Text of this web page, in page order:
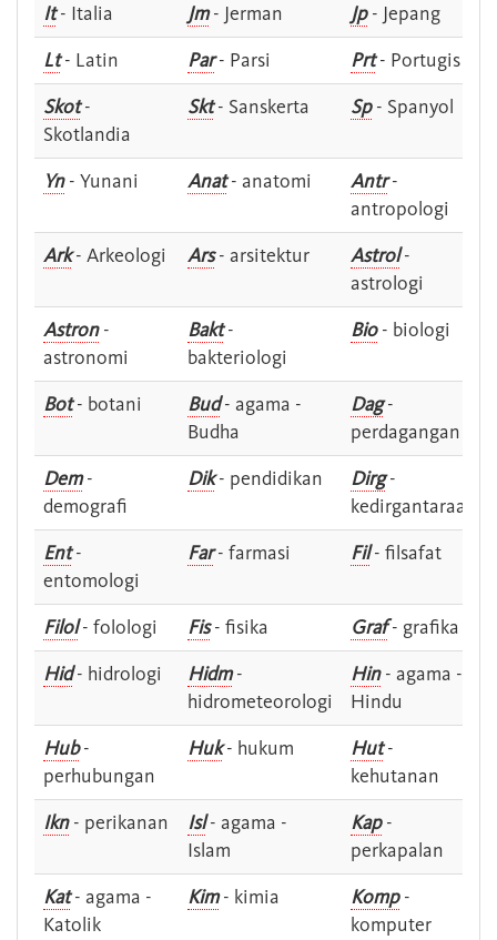
It- Italia Jm- Jerman Jp- Jepang
Lt- Latin Par- Parsi Prt- Portugis
Skot-
Skotlandia
Skt- Sanskerta Sp- Spanyol
Yn- Yunani Anat- anatomi Antr-
antropologi
Ark- Arkeologi Ars- arsitektur Astrol-
astrologi
Astron-
astronomi
Bakt-
bakteriologi
Bio- biologi
Bot- botani Bud- agama -
Budha
Dag-
perdagangan
Dem-
demografi
Dik- pendidikan Dirg-
kedirgantaraan
Ent-
entomologi
Far- farmasi Fil- filsafat
Filol- folologi Fis- fisika Graf- grafika
Hid- hidrologi Hidm-
hidrometeorologi
Hin- agama -
Hindu
Hub-
perhubungan
Huk- hukum Hut-
kehutanan
Ikn- perikanan Isl- agama -
Islam
Kap-
perkapalan
Kat- agama -
Katolik
Kim- kimia Komp-
komputer